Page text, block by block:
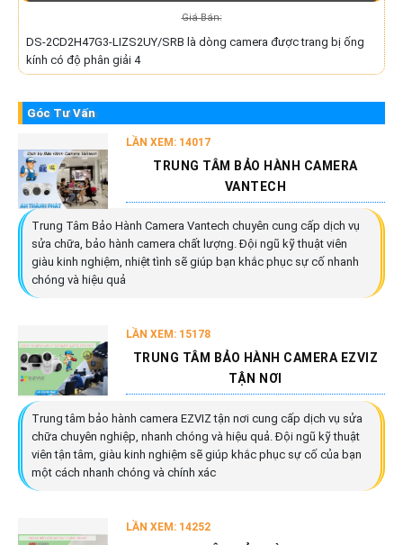
Giá Bán:
DS-2CD2H47G3-LIZS2UY/SRB là dòng camera được trang bị ống
kính có độ phân giải 4
Góc Tư Vấn
LẦN XEM: 14017
TRUNG TÂM BẢO HÀNH CAMERA
VANTECH
Trung Tâm Bảo Hành Camera Vantech chuyên cung cấp dịch vụ
sửa chữa, bảo hành camera chất lượng. Đội ngũ kỹ thuật viên
giàu kinh nghiệm, nhiệt tình sẽ giúp bạn khắc phục sự cố nhanh
chóng và hiệu quả
LẦN XEM: 15178
TRUNG TÂM BẢO HÀNH CAMERA EZVIZ
TẬN NƠI
Trung tâm bảo hành camera EZVIZ tận nơi cung cấp dịch vụ sửa
chữa chuyên nghiệp, nhanh chóng và hiệu quả. Đội ngũ kỹ thuật
viên tận tâm, giàu kinh nghiệm sẽ giúp khắc phục sự cố của bạn
một cách nhanh chóng và chính xác
LẦN XEM: 14252